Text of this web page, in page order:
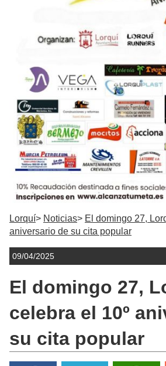
Lorquí Noticias
El domingo 27,
aniversario de su cita popular
09/04/2025
El domingo 27,
celebra el 10º
su cita popular